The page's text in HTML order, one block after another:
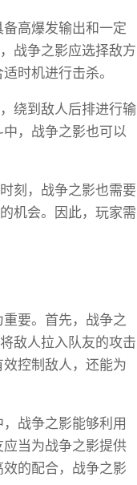
高爆发输出和一定
战争之影应选择敌方
时机进行击杀。
绕到敌人后排进行输
，战争之影也可以
刻，战争之影也需要
机会。因此，玩家需
要。首先，战争之
敌人拉入队友的攻击
控制敌人，还能为
战争之影能够利用
当为战争之影提供
的配合，战争之影